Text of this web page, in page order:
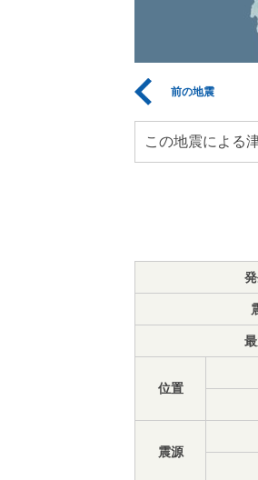
前の地震
この地震による
位置
震源